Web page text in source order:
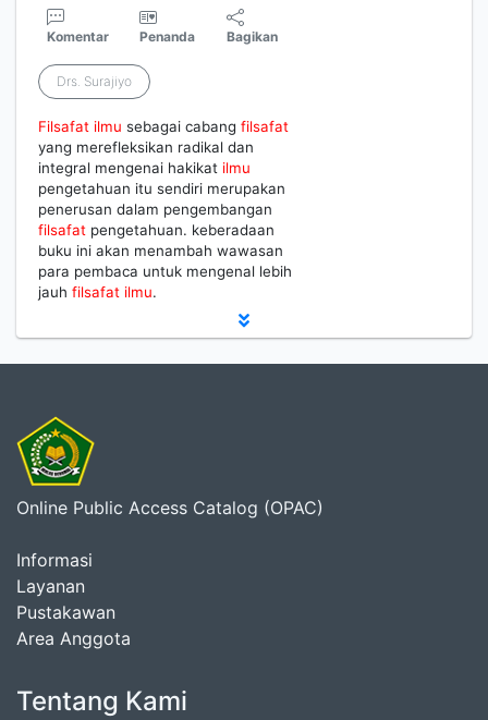
Komentar Penanda Bagikan
Drs. Surajiyo
Filsafat ilmu sebagai cabang filsafat
yang merefleksikan radikal dan
integral mengenai hakikat ilmu
pengetahuan itu sendiri merupakan
penerusan dalam pengembangan
filsafat pengetahuan. keberadaan
buku ini akan menambah wawasan
para pembaca untuk mengenal lebih
jauh filsafat ilmu.
Online Public Access Catalog (OPAC)
Informasi
Layanan
Pustakawan
Area Anggota
Tentang Kami